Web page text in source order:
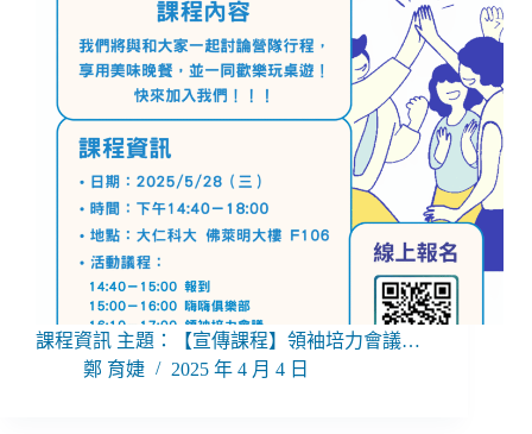
課程資訊 主題：【宣傳課程】領袖培力會議…
鄭 育婕
2025 年 4 月 4 日